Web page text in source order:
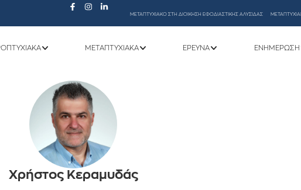
ΜΕΤΑΠΤΥΧΙΑΚΟ ΣΤΗ ΔΙΟΙΚΗΣΗ ΕΦΟΔΙΑΣΤΙΚΗΣ ΑΛΥΣΙΔΑΣ
ΜΕΤΑΠΤΥΧΙΑΚΆ ΕΡΕΥΝΑ ΕΝΗΜΈΡΩΣΗ
Χρήστος Κεραμυδάς